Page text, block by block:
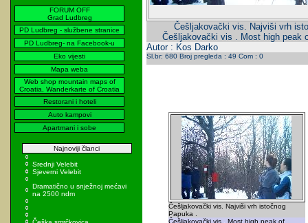
FORUM OFF
Grad Ludbreg
PD Ludbreg - službene stranice
PD Ludbreg- na Facebook-u
Eko vijesti
Mapa weba
Web shop mountain maps of
Croatia, Wanderkarte of Croatia
Restorani i hoteli
Auto kampovi
Apartmani i sobe
Najnoviji članci
Srednji Velebit
Sjeverni Velebit
Dramatično u snježnoj mećavi
na 2500 ndm
Češljakovački vis. Najviši vrh
Češljakovački vis . Most high peak
Autor : Kos Darko
Sl.br: 680 Broj pregleda : 49 Com : 0
Češljakovački vis. Najviši vrh istočnog
Papuka .
Češljakovački vis . Most high peak of